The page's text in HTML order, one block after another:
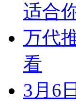
适合
万代
看
3月6